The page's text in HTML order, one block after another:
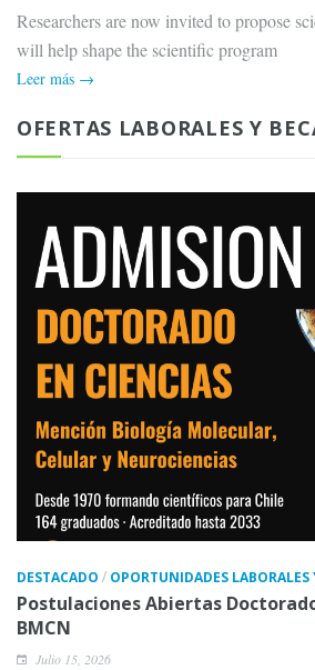
Researchers are now invited to propose
will help shape the scientific program
Leer más →
OFERTAS LABORALES Y
DESTACADO / OPORTUNIDADES LABORALES
Postulaciones Abiertas
BMCN
Julio 15, 2026